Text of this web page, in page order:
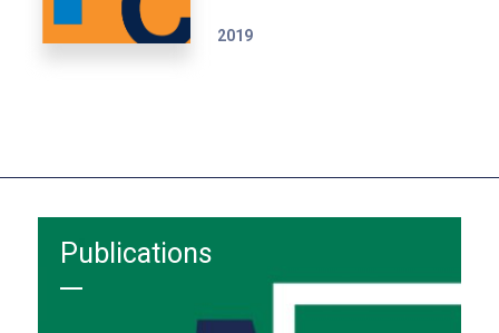
2019
Publications